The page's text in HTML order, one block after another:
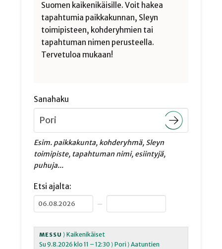
Suomen kaikenikäisille. Voit hakea
tapahtumia paikkakunnan, Sleyn
toimipisteen, kohderyhmien tai
tapahtuman nimen perusteella.
Tervetuloa mukaan!
Sanahaku
Esim. paikkakunta, kohderyhmä, Sleyn
toimipiste, tapahtuman nimi, esiintyjä,
puhuja...
Etsi ajalta:
–
MESSU ⟩ Kaikenikäiset
Su9.8.2026 klo 11 – 12:30 ⟩ Pori⟩ Aatuntien